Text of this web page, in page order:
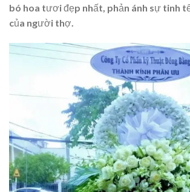
bó hoa tươi đẹp nhất, phản ánh sự tinh
của người thợ.